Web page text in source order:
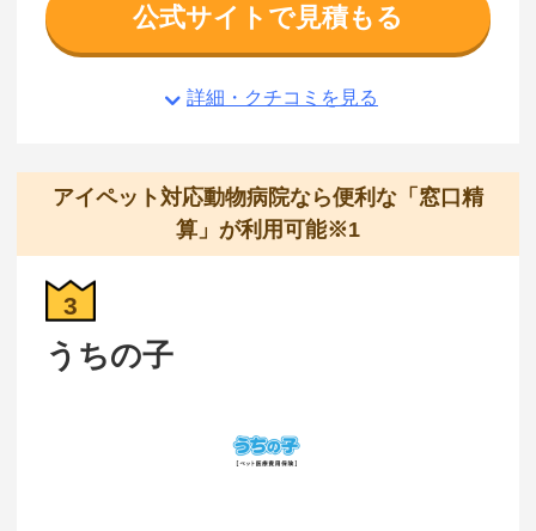
公式サイトで見積もる
詳細・クチコミを見る
アイペット対応動物病院なら便利な「窓口精
算」が利用可能※1
3
うちの子